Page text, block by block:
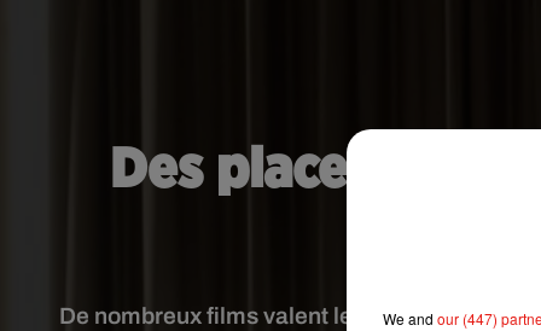
Des places de
De nombreux films valent le coup de faire
We and our (447)